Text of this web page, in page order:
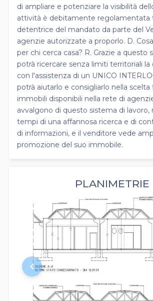
di ampliare e potenziare la visibilità
attività è debitamente regolamentata
detentrice del mandato da parte del
agenzie autorizzate a proporlo. D.
per chi cerca casa? R. Grazie a questo
potrà ricercare senza limiti territoriali la
con l'assistenza di un UNICO
potrà aiutarlo e consigliarlo nella scelta
immobili disponibili nella rete di
avvalgono di questo sistema di lavoro,
tempi di una affannosa ricerca e di
di informazioni, e il venditore vede
promozione del suo immobile.
PLANIMETRIE
keyboard_arrow_left